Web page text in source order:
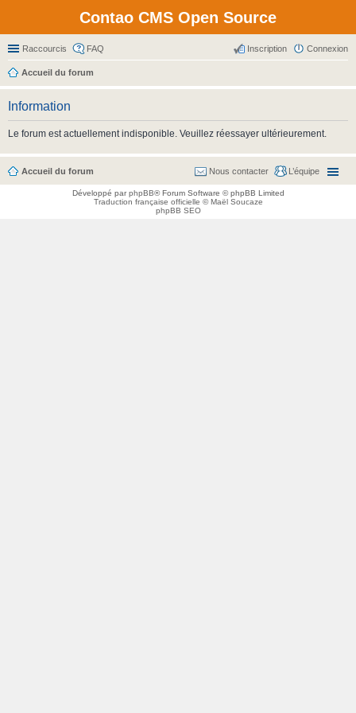
Contao CMS Open Source
Raccourcis FAQ Connexion
Inscription
Accueil du forum
Information
Le forum est actuellement indisponible. Veuillez réessayer ultérieurement.
Accueil du forum L’équipe
Nous contacter
Développé parphpBB® Forum Software © phpBB Limited
Traduction française officielle ©Maël Soucaze
phpBB SEO